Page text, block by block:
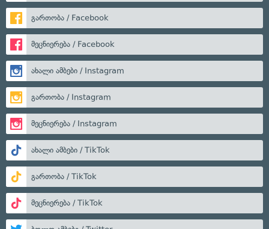
გართობა / Facebook
მეცნიერება / Facebook
ახალი ამბები / Instagram
გართობა / Instagram
მეცნიერება / Instagram
ახალი ამბები / TikTok
გართობა / TikTok
მეცნიერება / TikTok